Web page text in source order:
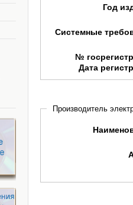
Год
Системные
№
Дата
Производитель